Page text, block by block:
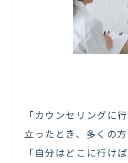
「カウンセリングに
立ったとき、多くの
「自分はどこに行け